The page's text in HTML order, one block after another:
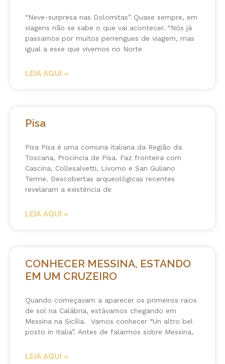
“Neve-surpresa nas Dolomitas” Quase sempre, em
viagens não se sabe o que vai acontecer. “Nós já
passamos por muitos perrengues de viagem, mas
igual a esse que vivemos no Norte
LEIA AQUI »
Pisa
Pisa Pisa é uma comuna italiana da Região da
Toscana, Procíncia de Pisa. Faz fronteira com
Cascina, Collesalvetti, Livorno e San Guliano
Terme. Descobertas arqueológicas recentes
revelaram a existência de
LEIA AQUI »
CONHECER MESSINA, ESTANDO
EM UM CRUZEIRO
Quando começavam a aparecer os primeiros raios
de sol na Calábria, estávamos chegando em
Messina na Sicília. Vamos conhecer “Un altro bel
posto in Italia”. Antes de falarmos sobre Messina,
LEIA AQUI »